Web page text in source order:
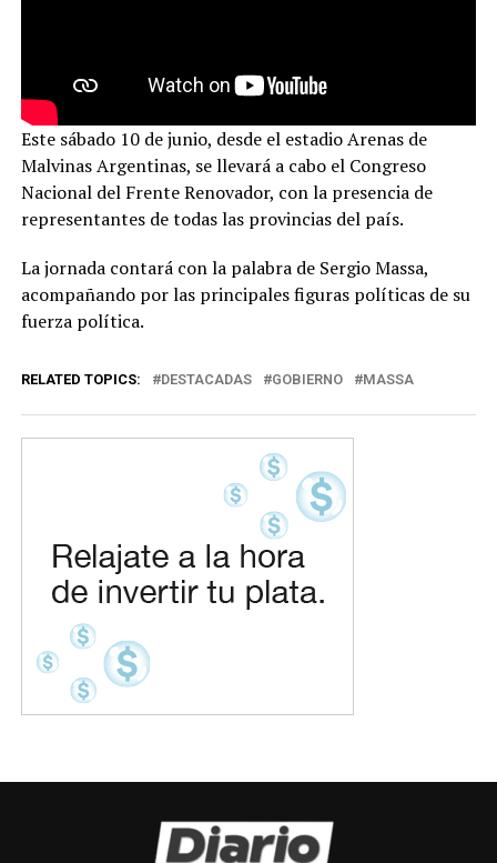
Este sábado 10 de junio, desde el estadio Arenas de
Malvinas Argentinas, se llevará a cabo el Congreso
Nacional del Frente Renovador, con la presencia de
representantes de todas las provincias del país.
La jornada contará con la palabra de Sergio Massa,
acompañando por las principales figuras políticas de su
fuerza política.
RELATED TOPICS: DESTACADAS GOBIERNO MASSA